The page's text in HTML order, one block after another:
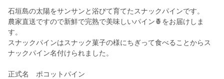
石垣島の太陽をサンサンと浴びて育てたスナックパインです。
農家直送ですので新鮮で完熟で美味しいパイン🍍をお届けしま
す。
スナックパインはスナック菓子の様にちぎって食べることからス
ナックパイン名付けられました。
正式名 ポコットパイン